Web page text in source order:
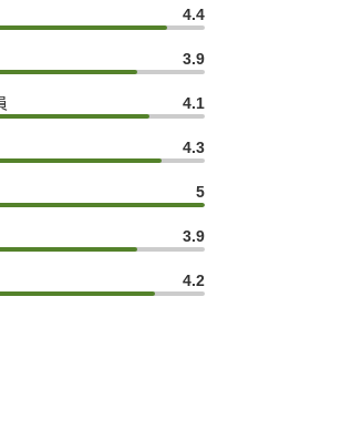
4.4
3.9
4.1
4.3
5
3.9
4.2